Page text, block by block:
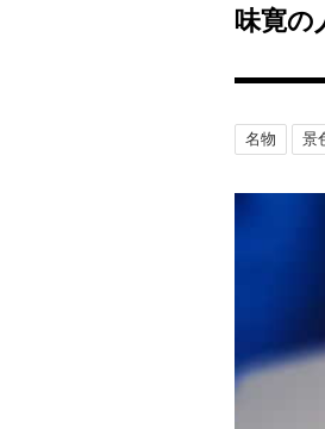
味寛の
名物 景